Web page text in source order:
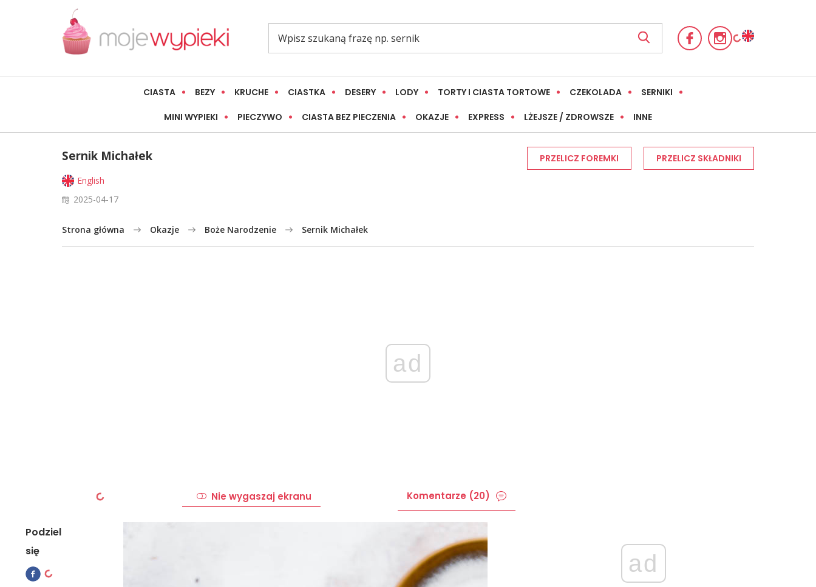
CIASTA BEZY KRUCHE CIASTKA DESERY LODY TORTY I CIASTA TORTOWE CZEKOLADA SERNIKI
MINI WYPIEKI PIECZYWO CIASTA BEZ PIECZENIA OKAZJE EXPRESS LŻEJSZE / ZDROWSZE INNE
Sernik Michałek
English
2025-04-17
PRZELICZ FOREMKI PRZELICZ SKŁADNIKI
Strona główna Okazje Boże Narodzenie Sernik Michałek
ad
Podziel
się
Nie wygaszaj ekranu Komentarze (20)
ad